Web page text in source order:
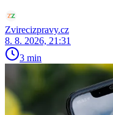
Zvirecizpravy.cz
8. 8. 2026, 21:31
3 min